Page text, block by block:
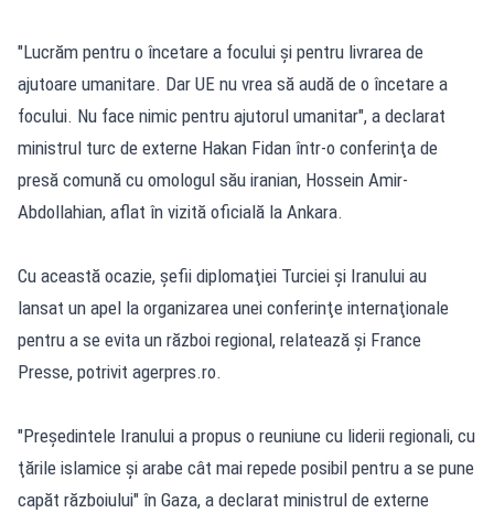
"Lucrăm pentru o încetare a focului şi pentru livrarea de
ajutoare umanitare. Dar UE nu vrea să audă de o încetare a
focului. Nu face nimic pentru ajutorul umanitar", a declarat
ministrul turc de externe Hakan Fidan într-o conferinţa de
presă comună cu omologul său iranian, Hossein Amir-
Abdollahian, aflat în vizită oficială la Ankara.
Cu această ocazie, şefii diplomaţiei Turciei şi Iranului au
lansat un apel la organizarea unei conferinţe internaţionale
pentru a se evita un război regional, relatează și France
Presse, potrivit agerpres.ro.
"Preşedintele Iranului a propus o reuniune cu liderii regionali, cu
ţările islamice şi arabe cât mai repede posibil pentru a se pune
capăt războiului" în Gaza, a declarat ministrul de externe